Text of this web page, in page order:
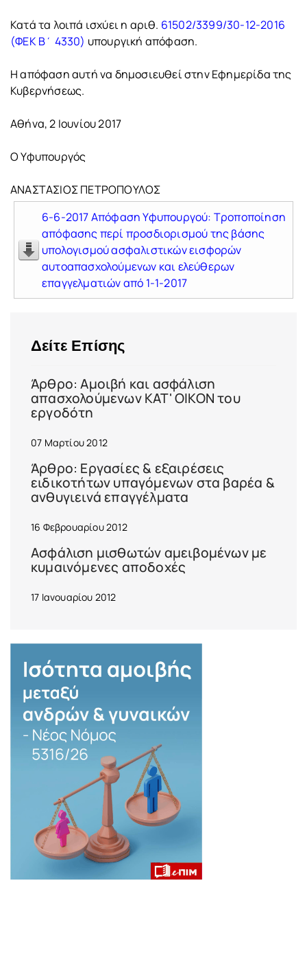
Κατά τα λοιπά ισχύει η αριθ. 61502/3399/30-12-2016
(ΦΕΚ Β΄ 4330) υπουργική απόφαση.
Η απόφαση αυτή να δημοσιευθεί στην Εφημερίδα της
Κυβερνήσεως.
Αθήνα, 2 Ιουνίου 2017
Ο Υφυπουργός
ΑΝΑΣΤΑΣΙΟΣ ΠΕΤΡΟΠΟΥΛΟΣ
6-6-2017 Απόφαση Υφυπουργού: Τροποποίηση
απόφασης περί προσδιορισμού της βάσης
υπολογισμού ασφαλιστικών εισφορών
αυτοαπασχολούμενων και ελεύθερων
επαγγελματιών από 1-1-2017
Δείτε Επίσης
Άρθρο: Αμοιβή και ασφάλιση
απασχολούμενων ΚΑΤ' ΟΙΚΟΝ του
εργοδότη
07 Μαρτίου 2012
Άρθρο: Εργασίες & εξαιρέσεις
ειδικοτήτων υπαγόμενων στα βαρέα &
ανθυγιεινά επαγγέλματα
16 Φεβρουαρίου 2012
Ασφάλιση μισθωτών αμειβομένων με
κυμαινόμενες αποδοχές
17 Ιανουαρίου 2012